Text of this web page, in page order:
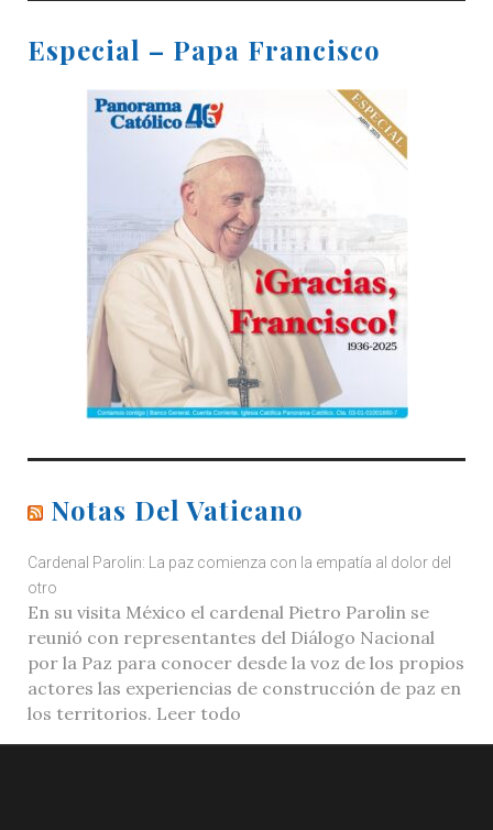
Especial – Papa Francisco
Notas Del Vaticano
Cardenal Parolin: La paz comienza con la empatía al dolor del
otro
En su visita México el cardenal Pietro Parolin se
reunió con representantes del Diálogo Nacional
por la Paz para conocer desde la voz de los propios
actores las experiencias de construcción de paz en
los territorios. Leer todo